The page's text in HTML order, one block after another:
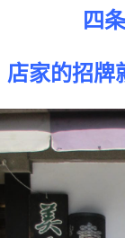
四
店家的招牌